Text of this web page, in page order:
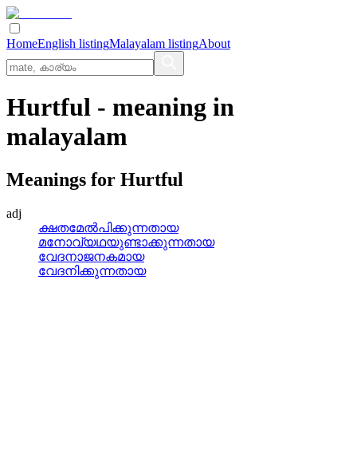
HomeEnglish listingMalayalam listingAbout
Hurtful - meaning in
malayalam
Meanings for Hurtful
adj
ക്ഷതമേല്‍പിക്കുന്നതായ
മനോവ്യഥയുണ്ടാക്കുന്നതായ
വേദനാജനകമായ
വേദനിക്കുന്നതായ